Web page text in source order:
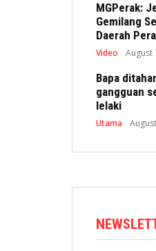
MGPerak:
Gemilang
Daerah
Video August
Bapa
gangguan
lelaki
Utama